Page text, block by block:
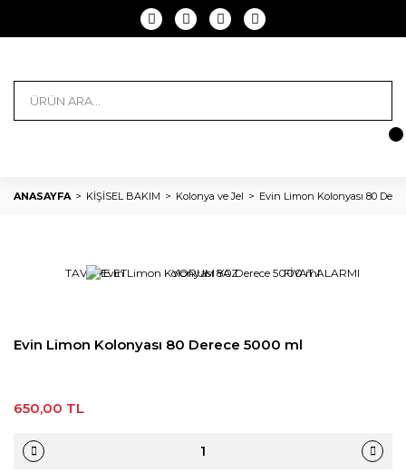
ANASAYFA KİŞİSEL BAKIM Kolonya ve Jel Evin Limon Kolonyası 80
TAVSİYE ET YORUM YAZ FİYAT ALARMI
Evin Limon Kolonyası 80 Derece 5000 ml
650,00 TL